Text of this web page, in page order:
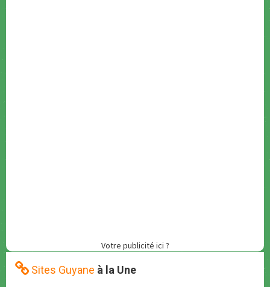
Votre publicité ici ?
Sites Guyane à la Une